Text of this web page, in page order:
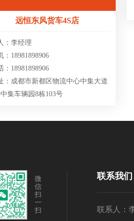
远恒东风货车4S店
：李经理
18981898906
18981898906
成都市新都区物流中心中集大道
集车辆园8栋103号
微
信
扫
一
扫
联系我们
联系人：